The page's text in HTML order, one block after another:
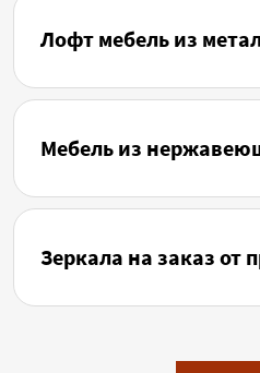
Лофт мебель из
Мебель из
Зеркала на заказ от